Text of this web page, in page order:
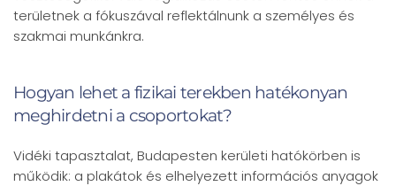
területnek a fókuszával reflektálnunk a személyes és
szakmai munkánkra.
Hogyan lehet a fizikai terekben hatékonyan
meghirdetni a csoportokat?
Vidéki tapasztalat, Budapesten kerületi hatókörben is
működik: a plakátok és elhelyezett információs anyagok